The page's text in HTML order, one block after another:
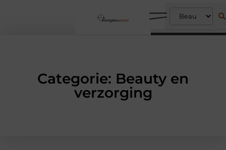
Categorie: Beauty en
verzorging